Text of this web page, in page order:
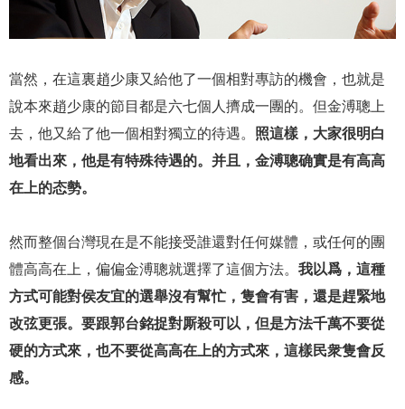
當然，在這裏趙少康又給他了一個相對專訪的機會，也就是
說本來趙少康的節目都是六七個人擠成一團的。但金溥聰上
去，他又給了他一個相對獨立的待遇。 照這樣，大家很明白
地看出來，他是有特殊待遇的。并且，金溥聰确實是有高高
在上的态勢。
然而整個台灣現在是不能接受誰還對任何媒體，或任何的團
體高高在上，偏偏金溥聰就選擇了這個方法。 我以爲，這種
方式可能對侯友宜的選舉沒有幫忙，隻會有害，還是趕緊地
改弦更張。要跟郭台銘捉對厮殺可以，但是方法千萬不要從
硬的方式來，也不要從高高在上的方式來，這樣民衆隻會反
感。